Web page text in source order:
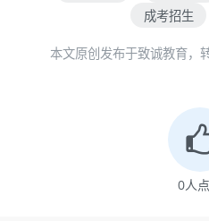
成考招生
本文原创发布于致诚教育，
0人